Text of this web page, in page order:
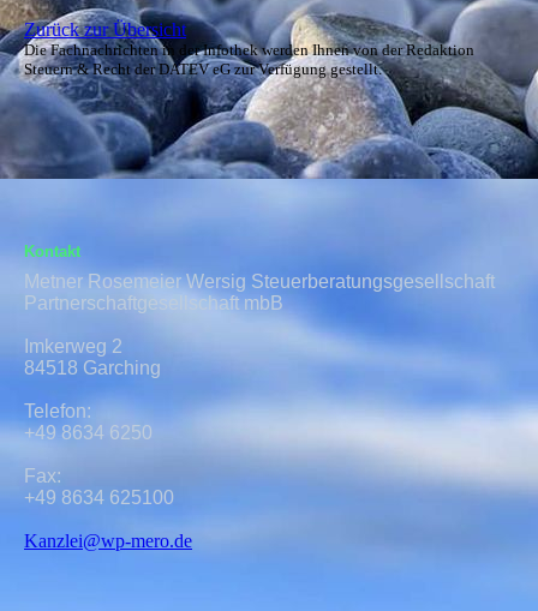
Zurück zur Übersicht
Die Fachnachrichten in der Infothek werden Ihnen von der Redaktion
Steuern & Recht der DATEV eG zur Verfügung gestellt.
Kontakt
Metner Rosemeier Wersig Steuerberatungsgesellschaft
Partnerschaftgesellschaft mbB
Imkerweg 2
84518 Garching
Telefon:
+49 8634 6250
Fax:
+49 8634 625100
Kanzlei@wp-mero.de